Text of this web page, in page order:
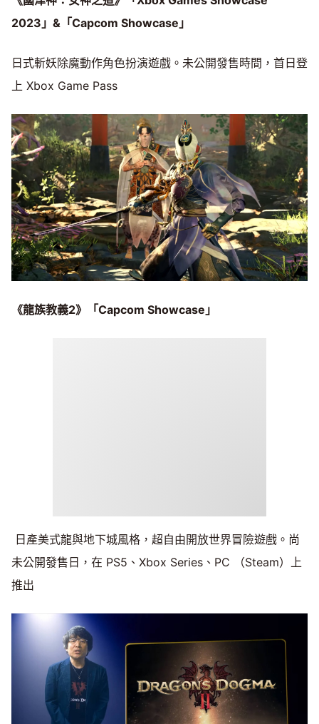
2023」&「Capcom Showcase」
日式斬妖除魔動作角色扮演遊戲。未公開發售時間，首日登
上 Xbox Game Pass
《龍族教義2》「Capcom Showcase」
日產美式龍與地下城風格，超自由開放世界冒險遊戲。尚
未公開發售日，在 PS5、Xbox Series、PC （Steam）上
推出